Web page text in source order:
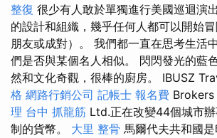
整復 很少有人敢於單獨進行美國巡迴演
的設計和組織，幾乎任何人都可以開始
朋友或成對）。 我們都一直在思考生活
們是否與某個名人相似。 閃閃發光的藍
然和文化奇觀，很棒的廚房。 IBUSZ
格 網路行銷公司 記帳士 報名費 Brokers
理 台中 抓龍筋 Ltd.正在改變44個城市
制的貨幣。 大里 整骨 馬爾代夫共和國